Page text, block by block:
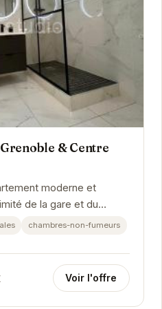
& Centre
moderne et
de la gare et du
Il est idéal pour les...
chambres-non-fumeurs
Voir l'offre